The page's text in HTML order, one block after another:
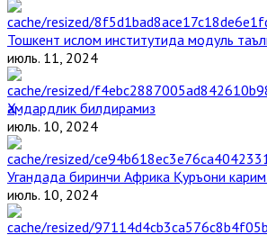
Тошкент ислом институтида модуль
июль. 11, 2024
Ҳамдардлик билдирамиз
июль. 10, 2024
Угандада биринчи Aфрика Қуръони
июль. 10, 2024